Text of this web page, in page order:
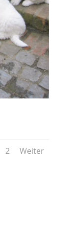
2 Weiter